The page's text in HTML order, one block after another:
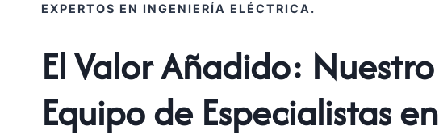
EXPERTOS EN INGENIERÍA ELÉCTRICA.
El Valor Añadido: Nuestro
Equipo de Especialistas en